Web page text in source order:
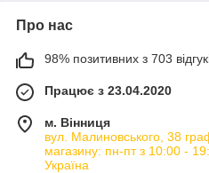
Про нас
98% позитивних з 703
Працює з 23.04.2020
м. Вінниця
вул. Малиновського, 38
магазину: пн-пт з 10:00 -
Україна